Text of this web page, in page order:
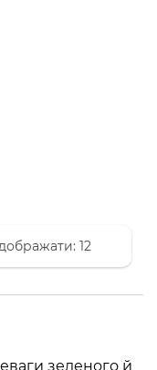
чай
зеленого й